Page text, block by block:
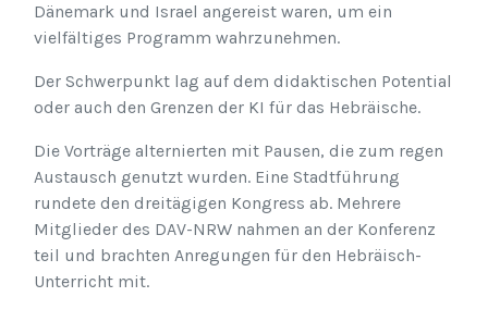
Dänemark und Israel angereist waren, um ein
vielfältiges Programm wahrzunehmen.
Der Schwerpunkt lag auf dem didaktischen Potential
oder auch den Grenzen der KI für das Hebräische.
Die Vorträge alternierten mit Pausen, die zum regen
Austausch genutzt wurden. Eine Stadtführung
rundete den dreitägigen Kongress ab. Mehrere
Mitglieder des DAV-NRW nahmen an der Konferenz
teil und brachten Anregungen für den Hebräisch-
Unterricht mit.